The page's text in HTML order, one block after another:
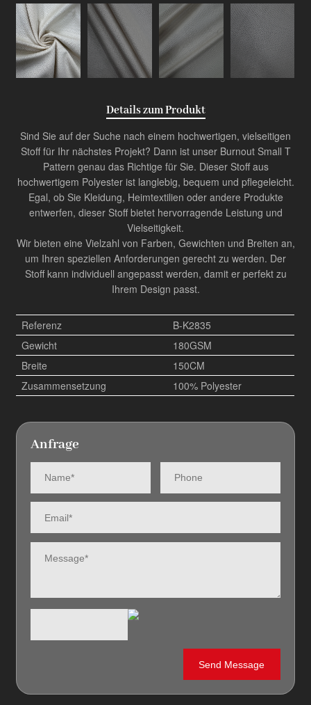
Details zum Produkt
Sind Sie auf der Suche nach einem hochwertigen, vielseitigen
Stoff für Ihr nächstes Projekt? Dann ist unser Burnout Small T
Pattern genau das Richtige für Sie. Dieser Stoff aus
hochwertigem Polyester ist langlebig, bequem und pflegeleicht.
Egal, ob Sie Kleidung, Heimtextilien oder andere Produkte
entwerfen, dieser Stoff bietet hervorragende Leistung und
Vielseitigkeit.
Wir bieten eine Vielzahl von Farben, Gewichten und Breiten an,
um Ihren speziellen Anforderungen gerecht zu werden. Der
Stoff kann individuell angepasst werden, damit er perfekt zu
Ihrem Design passt.
Referenz
B-K2835
Gewicht
180GSM
Breite
150CM
Zusammensetzung
100% Polyester
Anfrage